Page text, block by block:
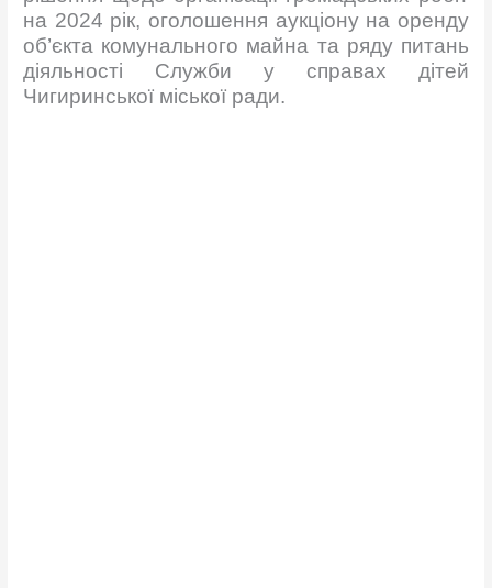
на 2024 рік, оголошення аукціону на оренду
об’єкта комунального майна та ряду питань
діяльності Служби у справах дітей
Чигиринської міської ради.